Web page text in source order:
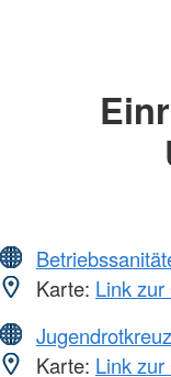
Karte: Link
Jugendrotkreuz
Karte: Link